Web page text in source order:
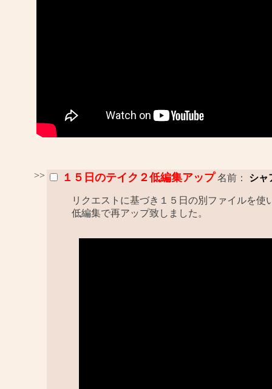
>> １５日のテイク２低編集アップ 名前： シャ
リクエストに基づき１５日の別ファイルを使
低編集で再アップ致しました。